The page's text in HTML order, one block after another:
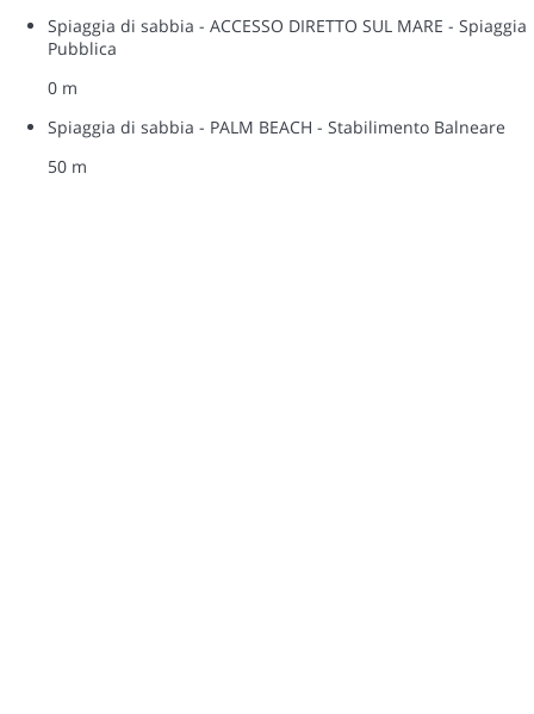
Spiaggia di sabbia - ACCESSO DIRETTO SUL MARE - Spiaggia
Pubblica
0 m
Spiaggia di sabbia - PALM BEACH - Stabilimento Balneare
50 m